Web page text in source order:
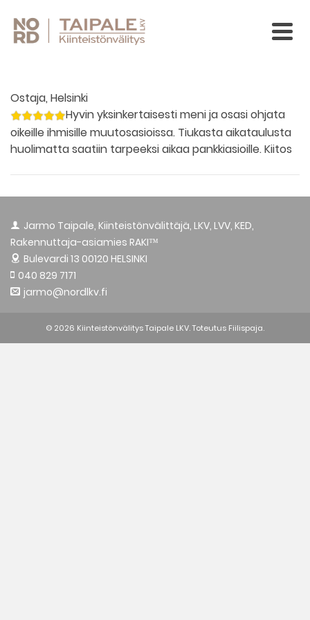
Ostaja, Helsinki
Hyvin yksinkertaisesti meni ja osasi ohjata
oikeille ihmisille muutosasioissa. Tiukasta aikataulusta
huolimatta saatiin tarpeeksi aikaa pankkiasioille. Kiitos
Jarmo Taipale, Kiinteistönvälittäjä, LKV, LVV, KED,
Rakennuttaja-asiamies RAKI™
Bulevardi 13 00120 HELSINKI
040 829 7171
jarmo@nordlkv.fi
© 2026 Kiinteistönvälitys Taipale LKV. Toteutus Fiilispaja.